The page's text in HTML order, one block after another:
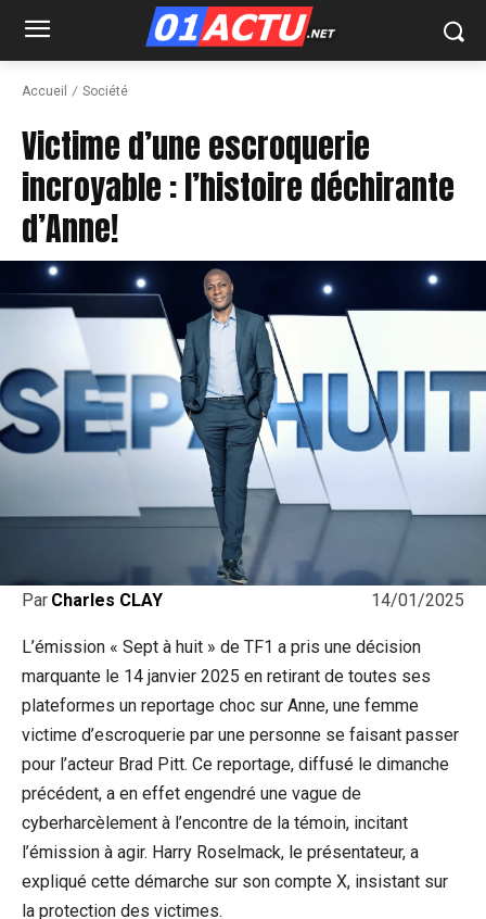
Accueil Société
Victime d’une escroquerie
incroyable : l’histoire déchirante
d’Anne!
14/01/2025
Par Charles CLAY
L’émission « Sept à huit » de TF1 a pris une décision
marquante le 14 janvier 2025 en retirant de toutes ses
plateformes un reportage choc sur Anne, une femme
victime d’escroquerie par une personne se faisant passer
pour l’acteur Brad Pitt. Ce reportage, diffusé le dimanche
précédent, a en effet engendré une vague de
cyberharcèlement à l’encontre de la témoin, incitant
l’émission à agir. Harry Roselmack, le présentateur, a
expliqué cette démarche sur son compte X, insistant sur
la protection des victimes.